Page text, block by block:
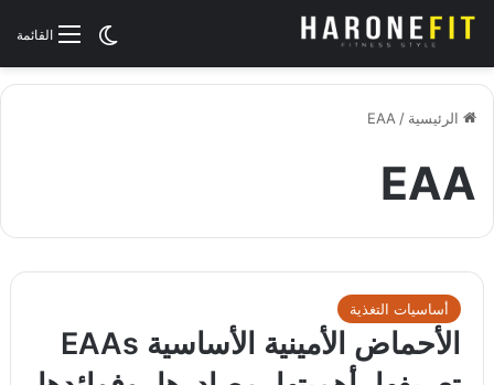
القائمةالوضع
الرئيسية /
EAA
EAA
أساسيات التغذية
الأحماض الأمينية الأساسية EAAs